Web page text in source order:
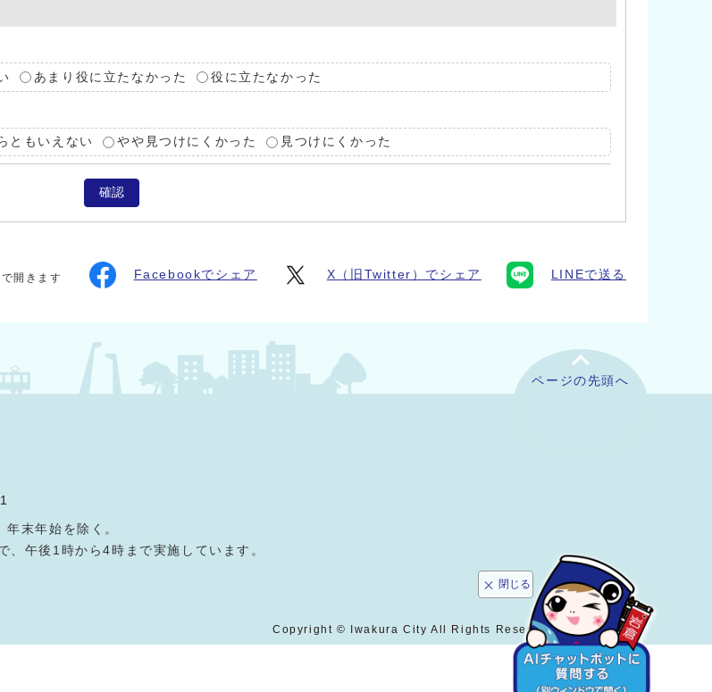
あまり役に立たなかった 役に立たなかった
ともいえない やや見つけにくかった 見つけにくかった
確認
開きます Facebookでシェア X（旧Twitter）でシェア LINEで送る
閉じる
ページの先頭へ
末年始を除く。
午後1時から4時まで実施しています。
Copyright © Iwakura City All Rights Reserved.